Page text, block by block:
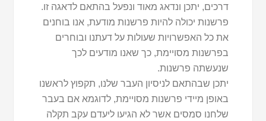
דרכים, יתכן ונדאג מאוד ונפעל בהתאם לדאגה זו.
פרשנות יכולה להיות פרשנות מודעת, אנו בוחנים
את כל האפשרויות שעולות על דעתנו ובוחרים
בפרשנות מסויימת, כך שאנו מודעים לכך
שנעשתה פרשנות.
יתכן שבהתאם לניסיון העבר שלנו, תקפוץ לראשנו
באופן מיידי פרשנות מסויימת, לדוגמא אם בעבר
שלחנו סמסים אשר לא הגיעו ליעדם עקב תקלה